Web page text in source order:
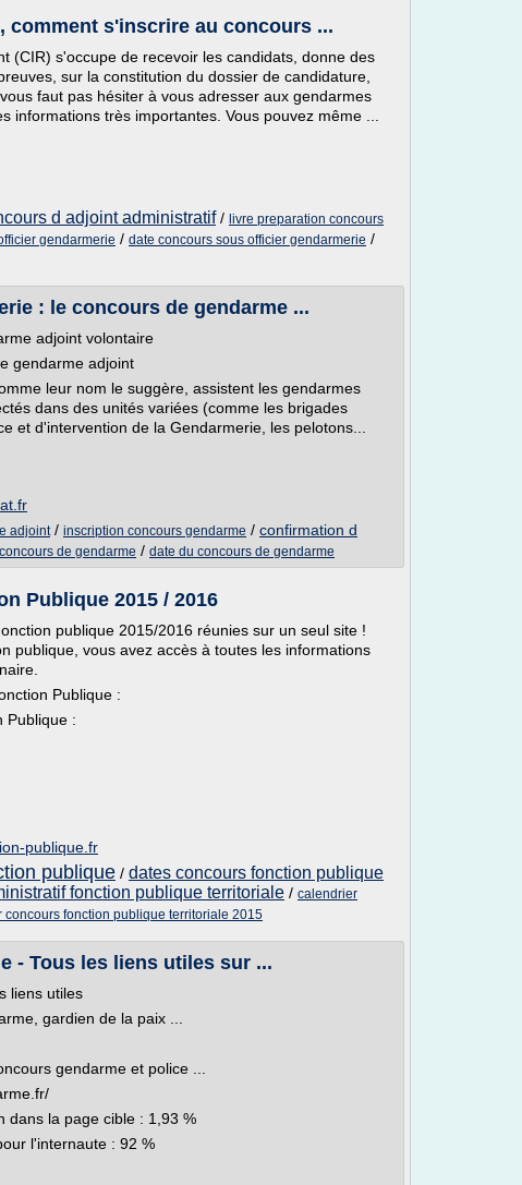
comment s'inscrire au concours ...
(CIR) s'occupe de recevoir les candidats, donne des
sur la constitution du dossier de candidature,
faut pas hésiter à vous adresser aux gendarmes
informations très importantes. Vous pouvez même ...
d adjoint administratif/ livre preparation concours
gendarmerie / date concours sous officier gendarmerie /
: le concours de gendarme ...
adjoint volontaire
gendarme adjoint
leur nom le suggère, assistent les gendarmes
dans des unités variées (comme les brigades
et d'intervention de la Gendarmerie, les pelotons...
adjoint/ inscription concours gendarme / confirmation d
de gendarme / date du concours de gendarme
Publique 2015 / 2016
publique 2015/2016 réunies sur un seul site !
publique, vous avez accès à toutes les informations
Publique :
Publique :
publique.fr
publique / dates concours fonction publique
fonction publique territoriale / calendrier
concours fonction publique territoriale 2015
- Tous les liens utiles sur ...
liens utiles
gardien de la paix ...
gendarme et police ...
dans la page cible : 1,93 %
l'internaute : 92 %